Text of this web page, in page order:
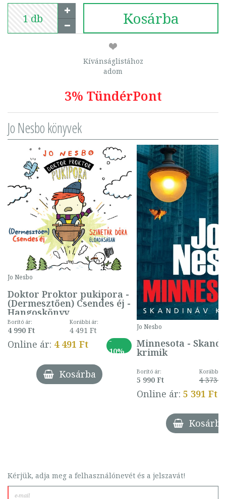
Kosárba
Kívánságlistához
adom
3% TündérPont
Jo Nesbo könyvek
Jo Nesbo
Doktor Proktor pukipora -
(Dermesztően) Csendes éj -
Hangoskönyv
Borító ár:
4 990 Ft
Korábbi ár:
4 491 Ft
Online ár: 4 491 Ft
-
10%
Kosárba
Jo Nesbo
Minnesota -
krimik
Borító ár:
5 990 Ft
Korábbi
4 373 Ft
Online ár: 5 391 Ft
Kosárba
Kérjük, adja meg a felhasználónevét és a jelszavát!